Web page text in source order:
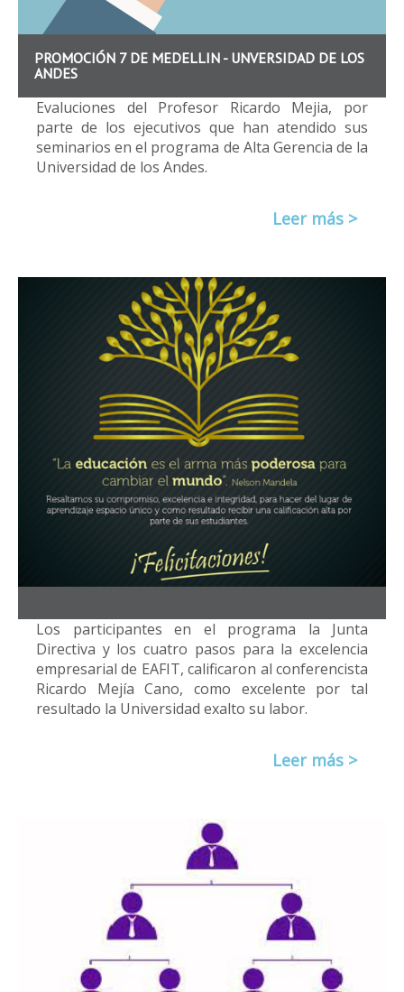
PROMOCIÓN 7 DE MEDELLIN - UNVERSIDAD DE LOS
ANDES
Evaluciones del Profesor Ricardo Mejia, por
parte de los ejecutivos que han atendido sus
seminarios en el programa de Alta Gerencia de la
Universidad de los Andes.
Leer más >
Los participantes en el programa la Junta
Directiva y los cuatro pasos para la excelencia
empresarial de EAFIT, calificaron al conferencista
Ricardo Mejía Cano, como excelente por tal
resultado la Universidad exalto su labor.
Leer más >